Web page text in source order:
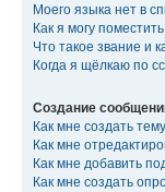
Моего языка нет в
Как я могу
Что такое звание и
Когда я щёлкаю по
Создание
Как мне создать
Как мне
Как мне добавить
Как мне создать